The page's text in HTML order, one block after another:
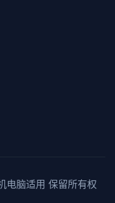
脑适用 保留所有权